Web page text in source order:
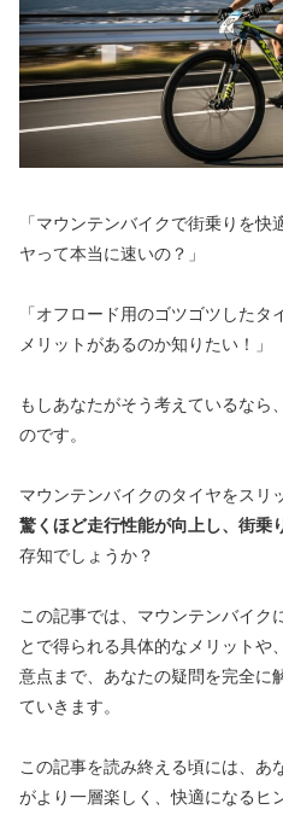
「マウンテンバイクで街乗りを
ヤって本当に速いの？」
「オフロード用のゴツゴツした
メリットがあるのか知りたい！」
もしあなたがそう考えているなら
のです。
マウンテンバイクのタイヤをスリ
驚くほど走行性能が向上し、街乗
存知でしょうか？
この記事では、マウンテンバイク
とで得られる具体的なメリットや
意点まで、あなたの疑問を完全に
ていきます。
この記事を読み終える頃には、あ
がより一層楽しく、快適になるヒ